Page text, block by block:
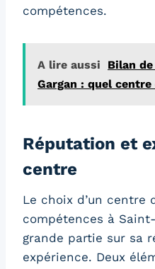
compétences.
A lire aussi
Bilan
Gargan : quel
Réputation et
centre
Le choix d’un centre
compétences à
grande partie sur sa
expérience. Deux